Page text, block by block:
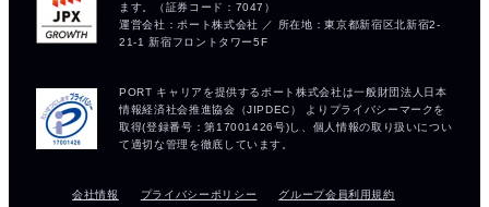
会社情報 プライバシーポリシー グループ会員利用規約